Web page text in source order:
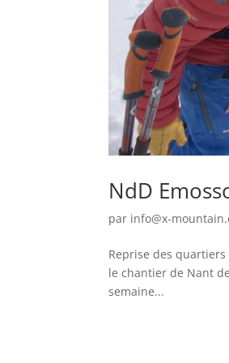
NdD
par info@x-
Reprise des
le chantier de Nant
semaine...